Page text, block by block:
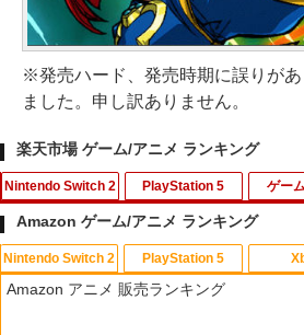
※発売ハード、発売時期に誤りが
ました。申し訳ありません。
楽天市場 ゲーム/アニメ ランキング
Nintendo Switch 2
1
[メール便OK]【
用アナログステ
マ すやすやリ
PlayStation 5
1
[メール便OK]【
24［PS5版］[在庫
ゲー
1
【中古】 この世
ト付 / 片渕須直 /
u-ray]【メール
Amazon ゲーム/アニメ ランキング
Nintendo Switch 2 PlayStation 5
Amazon アニメ 販売ランキング